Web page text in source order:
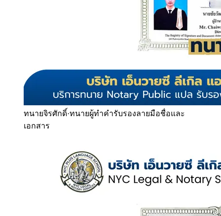
ทนายจิรศักดิ์·ทนายผู้ทำคำรับรองลายมือชื่อและ
เอกสาร